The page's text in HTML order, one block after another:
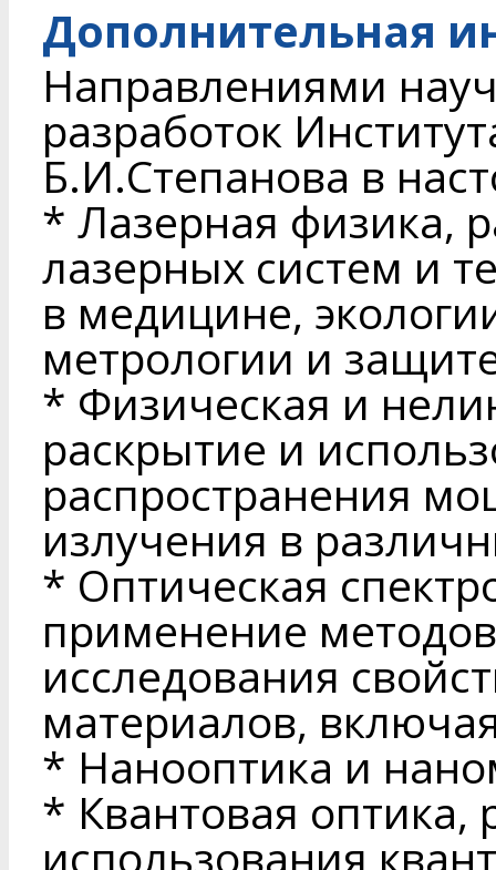
Дополнительная
Направлениями
разработок
Б.И.Степанова в
* Лазерная физика,
лазерных систем и
в медицине,
метрологии и
* Физическая и
раскрытие и
распространения
излучения в
* Оптическая
применение
исследования
материалов,
* Нанооптика и
* Квантовая оптика,
использования